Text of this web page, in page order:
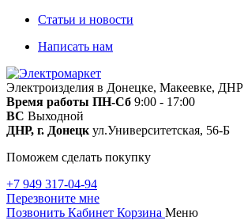
Статьи и новости
Написать нам
Электроизделия в Донецке, Макеевке, ДНР
Время работы ПН-Сб 9:00 - 17:00
ВС Выходной
ДНР, г. Донецк ул.Университетская, 56-Б
Поможем сделать покупку
+7 949 317-04-94
Перезвоните мне
Позвонить Кабинет Корзина Меню